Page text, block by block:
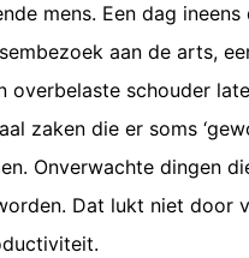
mens. Een dag ineens
aan de arts,
overbelaste schouder
zaken die er soms
Onverwachte dingen
Dat lukt niet door